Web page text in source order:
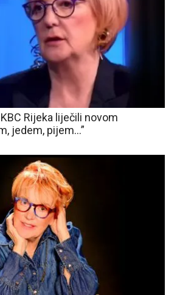
Rijeka liječili novom
jedem, pijem…”